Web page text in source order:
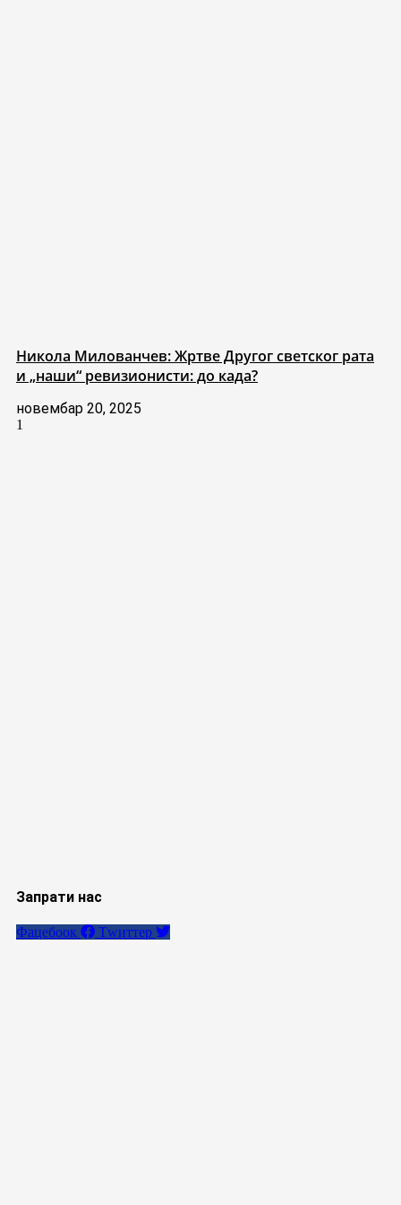
Никола Милованчев: Жртве Другог светског рата
и „наши“ ревизионисти: до када?
новембар 20, 2025
Запрати нас
Фацебоок Тwиттер